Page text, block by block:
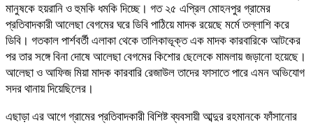
মানুষকে হয়রানি ও হুমকি ধমকি দিচ্ছে। গত ২৫ এপ্রিল মোহনপুর গ্রামের
প্রতিবাদকারী আলেছা বেগমের ঘরে ডিবি পাঠিয়ে মাদক রয়েছে মর্মে তল্লাশি করে
ডিবি। গতকাল পার্শবর্তী এলাকা থেকে তালিকাভূক্ত এক মাদক কারবারিকে আটকের
পর তার সঙ্গে বিনা দোষে আলেছা বেগমের কিশোর ছেলেকে মামলায় জড়ানো হয়েছে।
আলেছা ও আফিজ মিয়া মাদক কারবারি রেজাউল তাদের ফাসাতে পারে এমন অভিযোগ
সদর থানায় দিয়েছিলের।
এছাড়া এর আগে গ্রামের প্রতিবাদকারী বিশিষ্ট ব্যবসায়ী আব্দুর রহমানকে ফাঁসানোর